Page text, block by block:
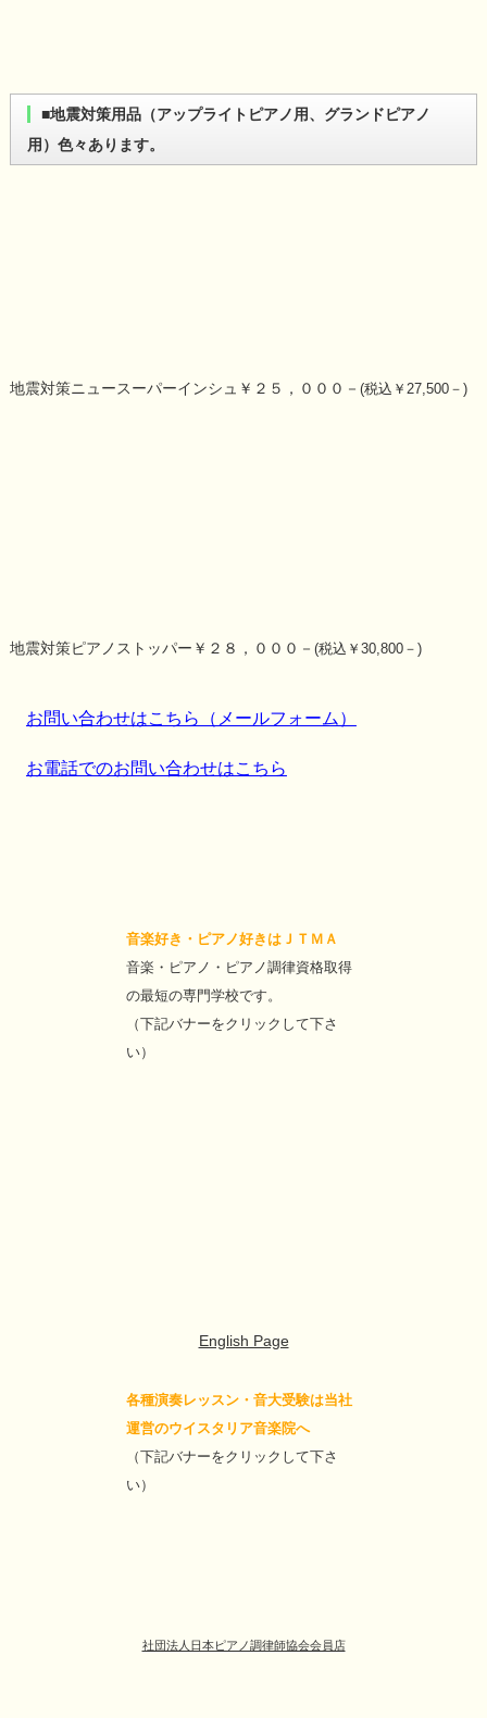
■地震対策用品（アップライトピアノ用、グランドピアノ
用）色々あります。
地震対策ニュースーパーインシュ￥２５，０００－ (税込￥27,500－)
地震対策ピアノストッパー￥２８，０００－ (税込￥30,800－)
お問い合わせはこちら（メールフォーム）
お電話でのお問い合わせはこちら
音楽好き・ピアノ好きはＪＴＭＡ
音楽・ピアノ・ピアノ調律資格取得
の最短の専門学校です。
（下記バナーをクリックして下さ
い）
English Page
各種演奏レッスン・音大受験は当社
運営のウイスタリア音楽院へ
（下記バナーをクリックして下さ
い）
社団法人日本ピアノ調律師協会会員店